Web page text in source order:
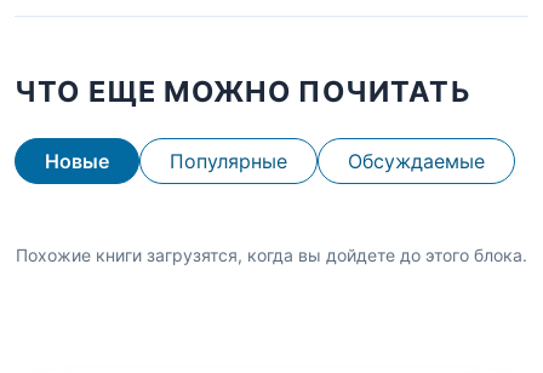
ЧТО ЕЩЕ МОЖНО ПОЧИТАТЬ
Новые Популярные Обсуждаемые
Похожие книги загрузятся, когда вы дойдете до этого блока.